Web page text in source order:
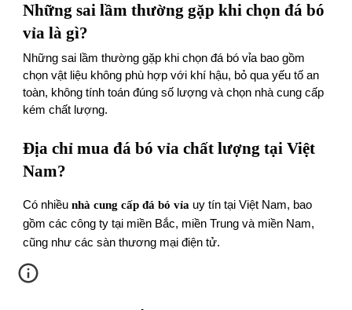
Những sai lầm thường gặp khi chọn đá bó
vỉa là gì?
Những sai lầm thường gặp khi chọn đá bó vỉa bao gồm
chọn vật liệu không phù hợp với khí hậu, bỏ qua yếu tố an
toàn, không tính toán đúng số lượng và chọn nhà cung cấp
kém chất lượng.
Địa chỉ mua đá bó vỉa chất lượng tại Việt
Nam?
Có nhiềunhà cung cấp đá bó vỉa uy tín tại Việt Nam, bao
gồm các công ty tại miền Bắc, miền Trung và miền Nam,
cũng như các sàn thương mại điện tử.